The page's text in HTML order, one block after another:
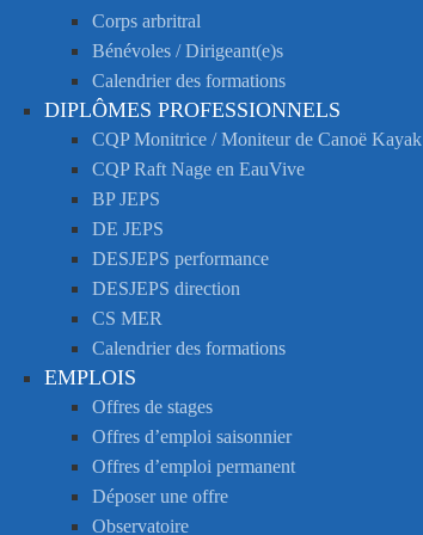
Corps arbritral
Bénévoles / Dirigeant(e)s
Calendrier des formations
DIPLÔMES PROFESSIONNELS
CQP Monitrice / Moniteur de Canoë Kayak
CQP Raft Nage en EauVive
BP JEPS
DE JEPS
DESJEPS performance
DESJEPS direction
CS MER
Calendrier des formations
EMPLOIS
Offres de stages
Offres d’emploi saisonnier
Offres d’emploi permanent
Déposer une offre
Observatoire